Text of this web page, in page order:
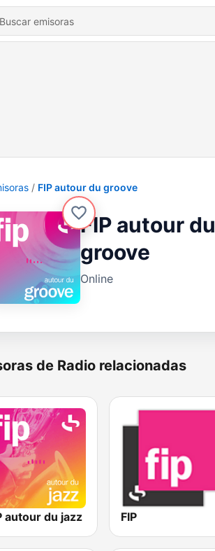
FIP autour du groove
FIP autour du
groove
Online
de Radio relacionadas
autour du jazz FIP